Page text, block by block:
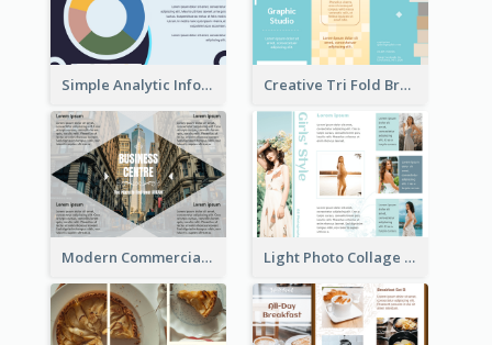
Simple Analytic Informational Brochure Creative Tri Fold Brochure
Modern Commercial Real Estate Brochure Light Photo Collage Tri Fold Brochure